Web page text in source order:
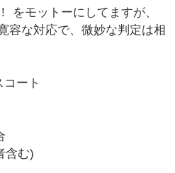
をモットーにしてますが、
容な対応で、微妙な判定は相
ート
含む)